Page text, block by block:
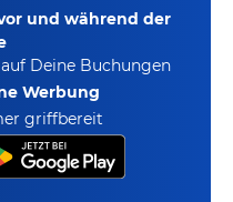
und während der
auf Deine Buchungen
Werbung
griffbereit